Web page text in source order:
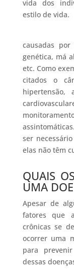
vida dos
estilo de vida.
Elas são
causadas
genética, má
etc. Como
citados o
ser
elas não têm
QUAIS
UMA
Apesar de
fatores que
crônicas se
ocorrer uma
para
dessas